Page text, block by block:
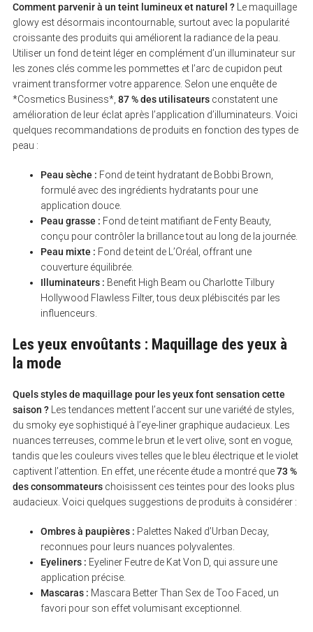
Comment parvenir à un teint lumineux et naturel ?Le maquillage
glowy est désormais incontournable, surtout avec la popularité
croissante des produits qui améliorent la radiance de la peau.
Utiliser un fond de teint léger en complément d’un illuminateur sur
les zones clés comme les pommettes et l’arc de cupidon peut
vraiment transformer votre apparence. Selon une enquête de
*Cosmetics Business*, 87 % des utilisateursconstatent une
amélioration de leur éclat après l’application d’illuminateurs. Voici
quelques recommandations de produits en fonction des types de
peau :
Peau sèche : Fond de teint hydratant de Bobbi Brown,
formulé avec des ingrédients hydratants pour une
application douce.
Peau grasse : Fond de teint matifiant de Fenty Beauty,
conçu pour contrôler la brillance tout au long de la journée.
Peau mixte : Fond de teint de L’Oréal, offrant une
couverture équilibrée.
Illuminateurs : Benefit High Beam ou Charlotte Tilbury
Hollywood Flawless Filter, tous deux plébiscités par les
influenceurs.
Les yeux envoûtants : Maquillage des yeux à
la mode
Quels styles de maquillage pour les yeux font sensation cette
saison ?Les tendances mettent l’accent sur une variété de styles,
du smoky eye sophistiqué à l’eye-liner graphique audacieux. Les
nuances terreuses, comme le brun et le vert olive, sont en vogue,
tandis que les couleurs vives telles que le bleu électrique et le violet
captivent l’attention. En effet, une récente étude a montré que73 %
des consommateurschoisissent ces teintes pour des looks plus
audacieux. Voici quelques suggestions de produits à considérer :
Ombres à paupières : Palettes Naked d’Urban Decay,
reconnues pour leurs nuances polyvalentes.
Eyeliners : Eyeliner Feutre de Kat Von D, qui assure une
application précise.
Mascaras : Mascara Better Than Sex de Too Faced, un
favori pour son effet volumisant exceptionnel.
S
e
a
c
h